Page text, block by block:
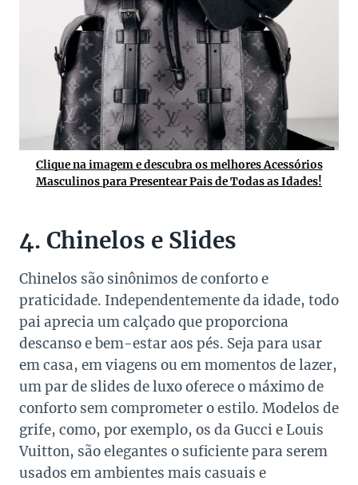
Clique na imagem e descubra os melhores Acessórios
Masculinos para Presentear Pais de Todas as Idades!
4. Chinelos e Slides
Chinelos são sinônimos de conforto e
praticidade. Independentemente da idade, todo
pai aprecia um calçado que proporciona
descanso e bem-estar aos pés. Seja para usar
em casa, em viagens ou em momentos de lazer,
um par de slides de luxo oferece o máximo de
conforto sem comprometer o estilo. Modelos de
grife, como, por exemplo, os da Gucci e Louis
Vuitton, são elegantes o suficiente para serem
usados em ambientes mais casuais e